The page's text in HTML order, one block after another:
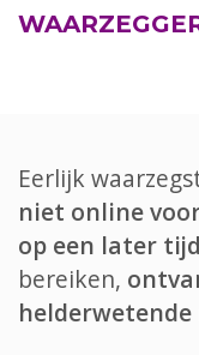
Eerlijk
niet online
op een later
bereiken,